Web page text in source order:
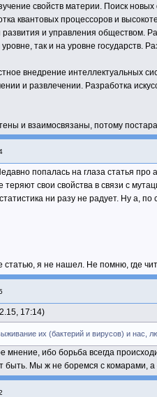
свойств материи. Поиск
квантовых процессоров и
и управления обществом.
так и на уровне
внедрение интеллектуальных
и развлечении. Разработка
и взаимосвязаны, потому
попалась на глаза статья про
свои свойства в связи с
ни разу не радует. Ну а,
я не нашел. Не помню, где
17:14
их (бактерий и вирусов) и нас,
мнение, ибо борьба всегда
быть. Мы ж не боремся с комарами, а